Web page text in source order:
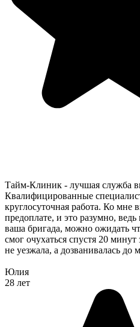
Тайм-Клиник - лучшая служба
Квалифицированные
круглосуточная работа. Ко
предоплате, и это разумно,
ваша бригада, можно ожидать
смог очухаться спустя 20
не уезжала, а дозванивалась до
Юлия
28 лет